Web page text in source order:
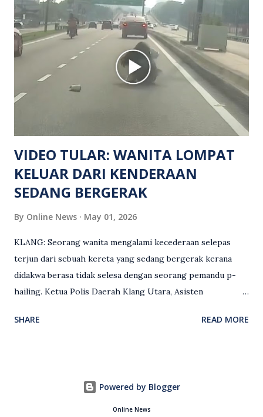
meninggal dunia di lokasi kejadian akibat terkena tembakan,
manakala seorang lagi mangsa mengalami kecederaan.
Turut dipercayai terdapat seorang lagi individu cedera
namun identitinya masih belum dikenal pasti selepas dibawa
keluar dari lokasi oleh kenalannya. Polis kini sedang giat
mengesan dua suspek yang masih bebas bagi membantu
siasatan lanjut. Kes disiasat mengikut Seksyen 302 Kanun
Keseksaan kerana membunuh. Orang ramai yang mempunyai
maklumat diminta t...
VIDEO TULAR: WANITA LOMPAT
KELUAR DARI KENDERAAN
SEDANG BERGERAK
By Online News May 01, 2026
KLANG: Seorang wanita mengalami kecederaan selepas
terjun dari sebuah kereta yang sedang bergerak kerana
didakwa berasa tidak selesa dengan seorang pemandu p-
hailing. Ketua Polis Daerah Klang Utara, Asisten
(2 Mei), berkata pemandu berusia 47 tahun itu telah
ketika pengadu sedang membawa dua penumpang. “Tiba-
tiba, salah seorang penumpang wanita membuka pintu
SHARE READ MORE
Powered by Blogger
Online News